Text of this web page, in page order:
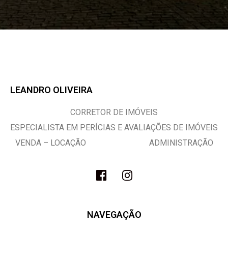
LEANDRO OLIVEIRA
CORRETOR DE IMÓVEIS
ESPECIALISTA EM PERÍCIAS E AVALIAÇÕES DE IMÓVEIS
VENDA – LOCAÇÃO ADMINISTRAÇÃO
NAVEGAÇÃO